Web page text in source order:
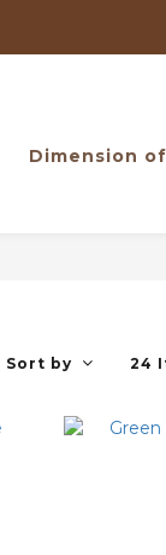
Dimension
Sort by 24